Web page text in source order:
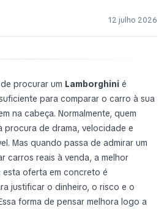
12 julho 2026
procurar um Lamborghini é
para comparar o carro à sua
na cabeça. Normalmente, quem
procura de drama, velocidade e
Mas quando passa de admirar um
carros reais à venda, a melhor
esta oferta em concreto é
justificar o dinheiro, o risco e o
forma de pensar melhora logo a